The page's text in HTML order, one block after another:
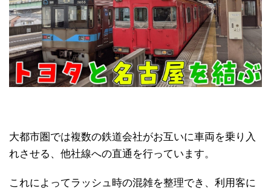
大都市圏では複数の鉄道会社がお互いに車両を乗り入
れさせる、他社線への直通を行っています。
これによってラッシュ時の混雑を整理でき、利用客に